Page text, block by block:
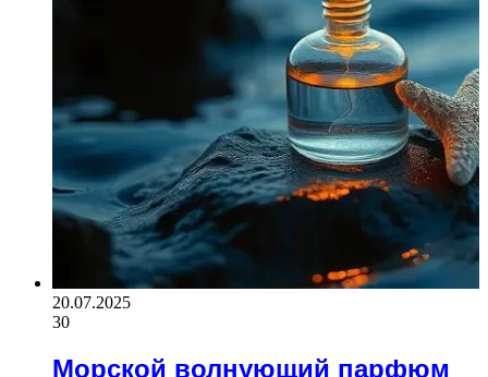
20.07.2025
30
Морской волнующий парфюм